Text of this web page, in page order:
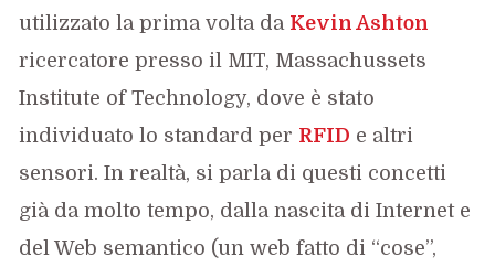
utilizzato la prima volta da Kevin Ashton
ricercatore presso il MIT, Massachussets
Institute of Technology, dove è stato
individuato lo standard per RFID e altri
sensori. In realtà, si parla di questi concetti
già da molto tempo, dalla nascita di Internet e
del Web semantico (un web fatto di “cose”,